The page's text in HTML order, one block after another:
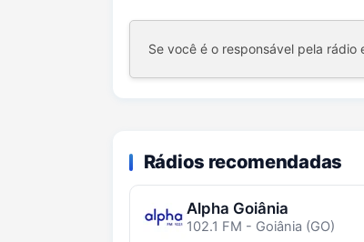
Se você é o responsável pela
Rádios recomendadas
Alpha Goiânia
102.1 FM - Goiânia (GO)